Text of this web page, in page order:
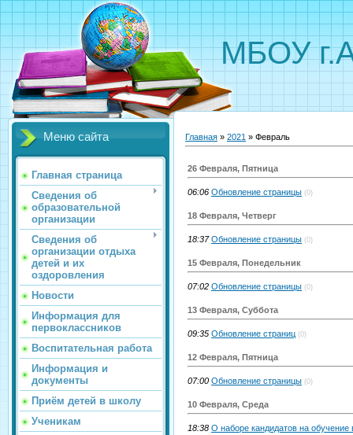
МБОУ
Меню сайта
Главная страница
Сведения об
образовательной
организации
Сведения об
организации отдыха
детей и их
оздоровления
Новости
Информация для
первоклассников
Воспитательная работа
Информация и
документы
Приём детей в школу
Ученикам
Главная » 2021 » Февраль
26 Февраля, Пятница
06:06 Обновление страницы (0)
18 Февраля, Четверг
18:37 Обновление страницы (0)
15 Февраля, Понедельник
07:02 Обновление страницы (0)
13 Февраля, Суббота
09:35 Обновление страниц (0)
12 Февраля, Пятница
07:00 Обновление страницы (0)
10 Февраля, Среда
18:38 О наборе кандидатов на